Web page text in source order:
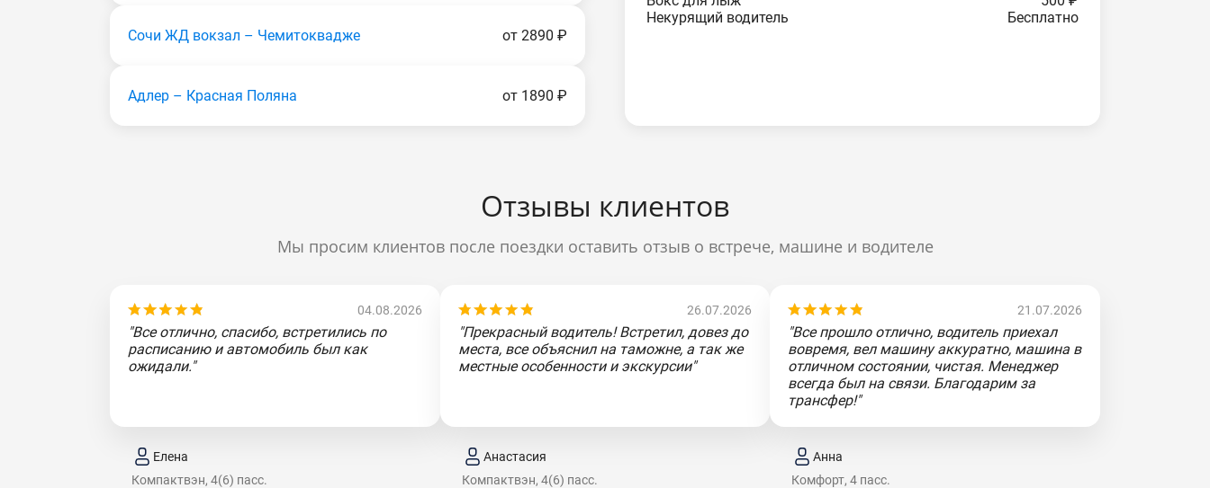
Сочи ЖД вокзал – Чемитоквадже от 2890 ₽
Адлер – Красная Поляна от 1890 ₽
Некурящий водитель
Бесплатно
Отзывы клиентов
Мы просим клиентов после поездки оставить отзыв о встрече, машине и водителе
04.08.2026
"Все отлично, спасибо, встретились по
расписанию и автомобиль был как
ожидали."
Елена
Компактвэн, 4(6) пасс.
26.07.2026
"Прекрасный водитель! Встретил, довез до
места, все объяснил на таможне, а так же
местные особенности и экскурсии"
Анастасия
Компактвэн, 4(6) пасс.
21.07.2026
"Все прошло отлично, водитель приехал
вовремя, вел машину аккуратно, машина в
отличном состоянии, чистая. Менеджер
всегда был на связи. Благодарим за
трансфер!"
Анна
Комфорт, 4 пасс.